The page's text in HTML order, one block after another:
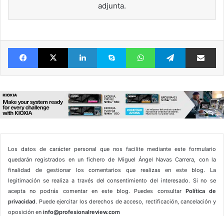
adjunta.
FacebookX LinkedIn Skype WhatsAppTelegram
Los datos de carácter personal que nos facilite mediante este formulario
quedarán registrados en un fichero de Miguel Ángel Navas Carrera, con la
finalidad de gestionar los comentarios que realizas en este blog. La
legitimación se realiza a través del consentimiento del interesado. Si no se
acepta no podrás comentar en este blog. Puedes consultar Política de
privacidad. Puede ejercitar los derechos de acceso, rectificación, cancelación y
oposición en info@profesionalreview.com